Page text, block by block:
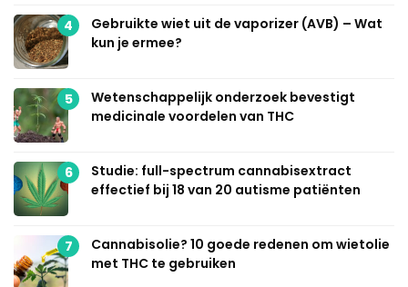
4
Gebruikte wiet uit de vaporizer (AVB) – Wat
kun je ermee?
5
Wetenschappelijk onderzoek bevestigt
medicinale voordelen van THC
6
Studie: full-spectrum cannabisextract
effectief bij 18 van 20 autisme patiënten
7
Cannabisolie? 10 goede redenen om wietolie
met THC te gebruiken